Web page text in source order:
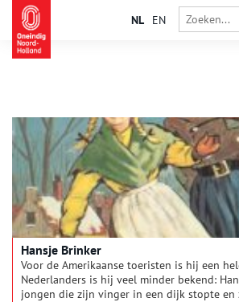
NL EN
Hansje Brinker
Voor de Amerikaanse toeristen is hij een
Nederlanders is hij veel minder bekend:
jongen die zijn vinger in een dijk stopte en